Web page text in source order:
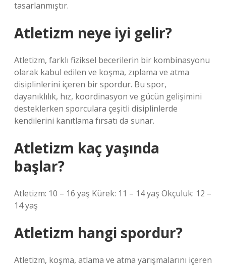
tasarlanmıştır.
Atletizm neye iyi gelir?
Atletizm, farklı fiziksel becerilerin bir kombinasyonu
olarak kabul edilen ve koşma, zıplama ve atma
disiplinlerini içeren bir spordur. Bu spor,
dayanıklılık, hız, koordinasyon ve gücün gelişimini
desteklerken sporculara çeşitli disiplinlerde
kendilerini kanıtlama fırsatı da sunar.
Atletizm kaç yaşında
başlar?
Atletizm: 10 – 16 yaş Kürek: 11 – 14 yaş Okçuluk: 12 –
14 yaş
Atletizm hangi spordur?
Atletizm, koşma, atlama ve atma yarışmalarını içeren